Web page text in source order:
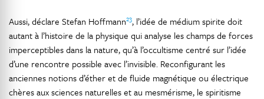
Aussi, déclare Stefan Hoffmann23, l’idée de médium spirite doit
autant à l’histoire de la physique qui analyse les champs de forces
imperceptibles dans la nature, qu’à l’occultisme centré sur l’idée
d’une rencontre possible avec l’invisible. Reconfigurant les
anciennes notions d’éther et de fluide magnétique ou électrique
chères aux sciences naturelles et au mesmérisme, le spiritisme